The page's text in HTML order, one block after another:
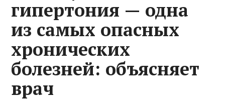
гипертония — одна
из самых опасных
хронических
болезней: объясняет
врач